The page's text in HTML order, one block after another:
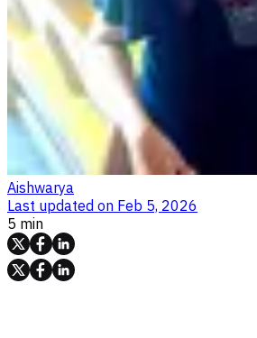
Aishwarya
Last updated on Feb 5, 2026
5 min